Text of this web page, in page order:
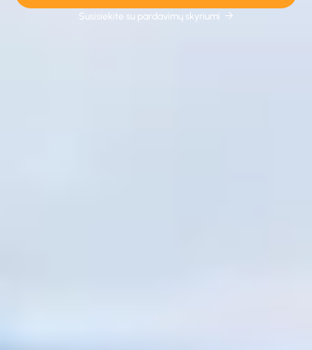
Susisiekite su pardavimų skyriumi 